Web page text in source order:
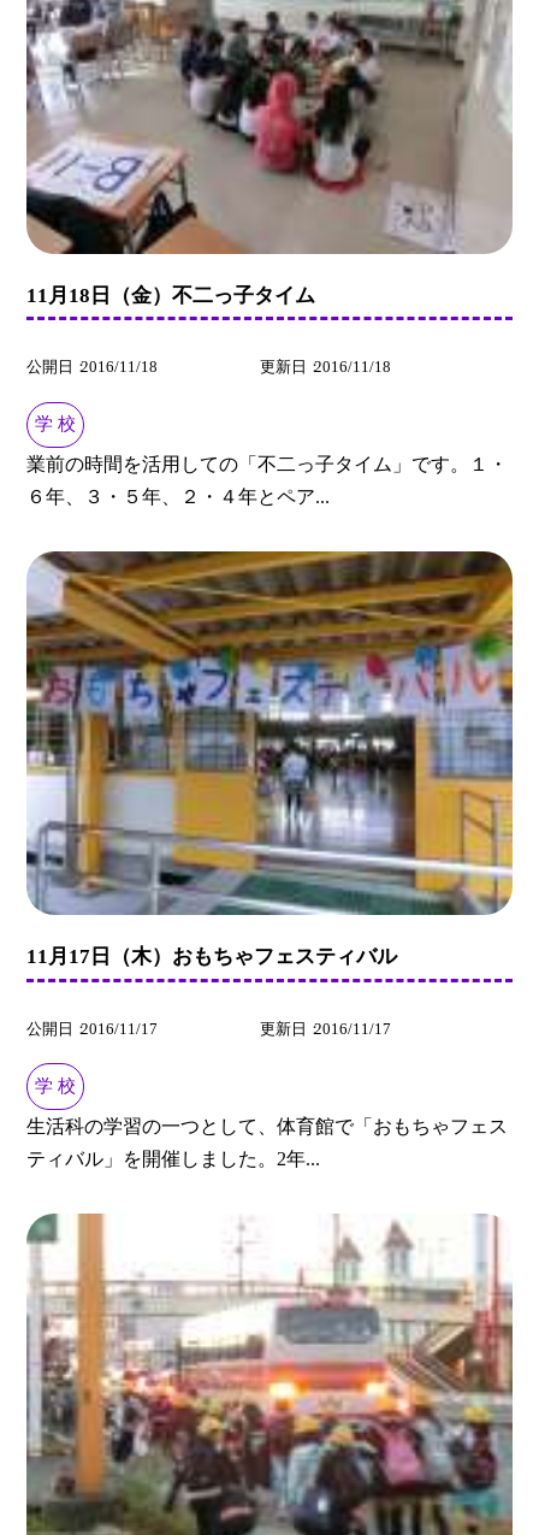
11月18日（金）不二っ子タイム
公開日 2016/11/18 更新日 2016/11/18
学 校
業前の時間を活用しての「不二っ子タイム」です。１・
６年、３・５年、２・４年とペア...
11月17日（木）おもちゃフェスティバル
公開日 2016/11/17 更新日 2016/11/17
学 校
生活科の学習の一つとして、体育館で「おもちゃフェス
ティバル」を開催しました。2年...